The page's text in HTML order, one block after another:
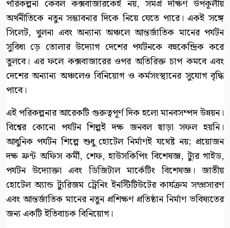
পরিকল্পনা কেবল কক্সবাজারকেই নয়, সমগ্র দক্ষিণ উপকূলীয়
অর্থনীতিকে নতুন সম্ভাবনার দিকে নিয়ে যেতে পারে। একই সঙ্গে
সিলেট, খুলনা এবং অন্যান্য অঞ্চলে আন্তর্জাতিক মানের পর্যটন
সুবিধা ড়ে তোলার উদ্যোগ দেশের পর্যটনকে বহুকেন্দ্রিক করে
তুলবে। এর ফলে কক্সবাজারের ওপর অতিরিক্ত চাপ কমবে এবং
দেশের অন্যান্য অঞ্চলেও বিনিয়োগ ও কর্মসংস্থানের সুযোগ বৃদ্ধি
পাবে।
এই পরিকল্পনার আরেকটি গুরুত্বপূর্ণ দিক হলো মানবসম্পদ উন্নয়ন।
বিশ্বের কোনো পর্যটন শিল্পই দক্ষ জনবল ছাড়া সফল হয়নি।
আধুনিক পর্যটন শিল্পে শুধু হোটেল নির্মাণই যথেষ্ট নয়; প্রয়োজন
দক্ষ ফ্রন্ট অফিস কর্মী, শেফ, হাউসকিপিং বিশেষজ্ঞ, ট্যুর গাইড,
পর্যটন উদ্যোক্তা এবং ডিজিটাল মার্কেটিং বিশেষজ্ঞ। জাতীয়
হোটেল অ্যান্ড ট্যুরিজম ট্রেনিং ইনস্টিটিউটের কার্যক্রম সম্প্রসারণ
এবং আন্তর্জাতিক মানের নতুন প্রশিক্ষণ প্রতিষ্ঠান নির্মাণ ভবিষ্যতের
জন্য একটি ইতিবাচক বিনিয়োগ।